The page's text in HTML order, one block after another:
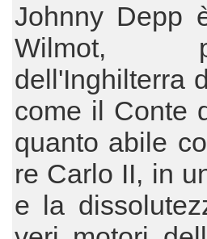
Johnny Depp
Wilmot,
dell'Inghilterra
come il Conte
quanto abile
re Carlo II, in
e la